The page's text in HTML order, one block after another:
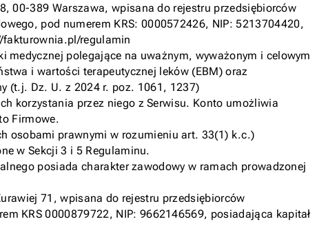
00-389 Warszawa, wpisana do rejestru przedsiębiorców
pod numerem KRS: 0000572426, NIP: 5213704420,
fakturownia.pl/regulamin
medycznej polegające na uważnym, wyważonym i celowym
i wartości terapeutycznej leków (EBM) oraz
(t.j. Dz. U. z 2024 r. poz. 1061, 1237)
korzystania przez niego z Serwisu. Konto umożliwia
Firmowe.
osobami prawnymi w rozumieniu art. 33(1) k.c.)
w Sekcji 3 i 5 Regulaminu.
posiada charakter zawodowy w ramach prowadzonej
71, wpisana do rejestru przedsiębiorców
KRS 0000879722, NIP: 9662146569, posiadająca kapitał